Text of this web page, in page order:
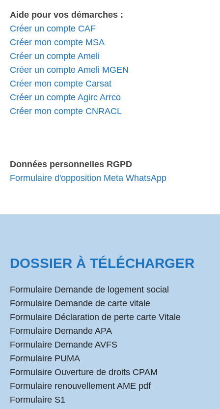
Aide pour vos démarches :
Créer un compte CAF
Créer mon compte MSA
Créer un compte Ameli
Créer un compte Ameli MGEN
Créer mon compte Carsat
Créer un compte Agirc Arrco
Créer mon compte CNRACL
Données personnelles RGPD
Formulaire d'opposition Meta WhatsApp
DOSSIER À TÉLÉCHARGER
Formulaire Demande de logement social
Formulaire Demande de carte vitale
Formulaire Déclaration de perte carte Vitale
Formulaire Demande APA
Formulaire Demande AVFS
Formulaire PUMA
Formulaire Ouverture de droits CPAM
Formulaire renouvellement AME pdf
Formulaire S1